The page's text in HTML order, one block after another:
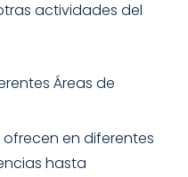
actividades del
Áreas de
en diferentes
hasta